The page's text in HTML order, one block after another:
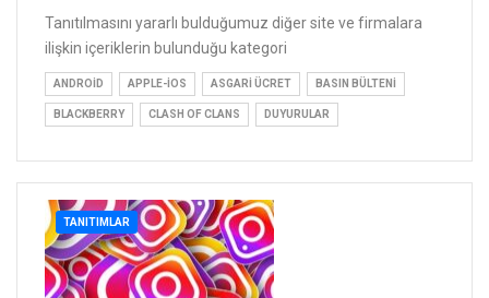
Tanıtılmasını yararlı bulduğumuz diğer site ve firmalara
ilişkin içeriklerin bulunduğu kategori
ANDROID APPLE-IOS ASGARI ÜCRET BASIN BÜLTENI
BLACKBERRY CLASH OF CLANS DUYURULAR
TANITIMLAR